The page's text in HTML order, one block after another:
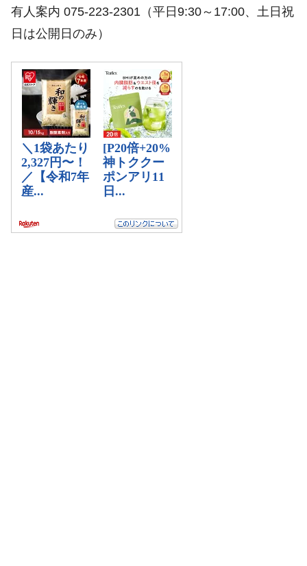
有人案内 075-223-2301（平日9:30～17:00、土日祝
日は公開日のみ）